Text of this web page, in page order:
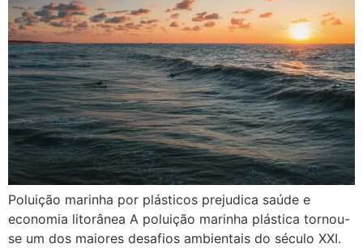
Poluição marinha por plásticos prejudica saúde e
economia litorânea A poluição marinha plástica tornou-
se um dos maiores desafios ambientais do século XXI.